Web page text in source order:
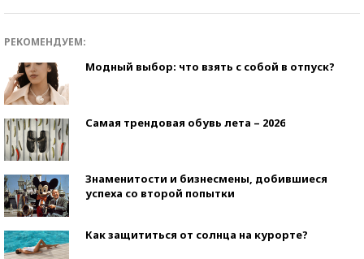
РЕКОМЕНДУЕМ:
Модный выбор: что взять с собой в отпуск?
Самая трендовая обувь лета – 2026
Знаменитости и бизнесмены, добившиеся
успеха со второй попытки
Как защититься от солнца на курорте?